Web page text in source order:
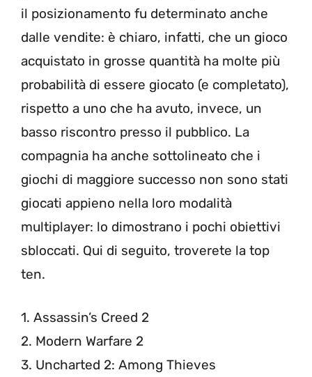
il posizionamento fu determinato anche
dalle vendite: è chiaro, infatti, che un gioco
acquistato in grosse quantità ha molte più
probabilità di essere giocato (e completato),
rispetto a uno che ha avuto, invece, un
basso riscontro presso il pubblico. La
compagnia ha anche sottolineato che i
giochi di maggiore successo non sono stati
giocati appieno nella loro modalità
multiplayer: lo dimostrano i pochi obiettivi
sbloccati. Qui di seguito, troverete la top
ten.
1. Assassin’s Creed 2
2. Modern Warfare 2
3. Uncharted 2: Among Thieves